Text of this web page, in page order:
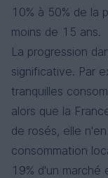
10% à 50% de la
moins de 15 ans.
La progression
significative. Par
tranquilles
alors que la
de rosés, elle
consommation
19% d'un marché